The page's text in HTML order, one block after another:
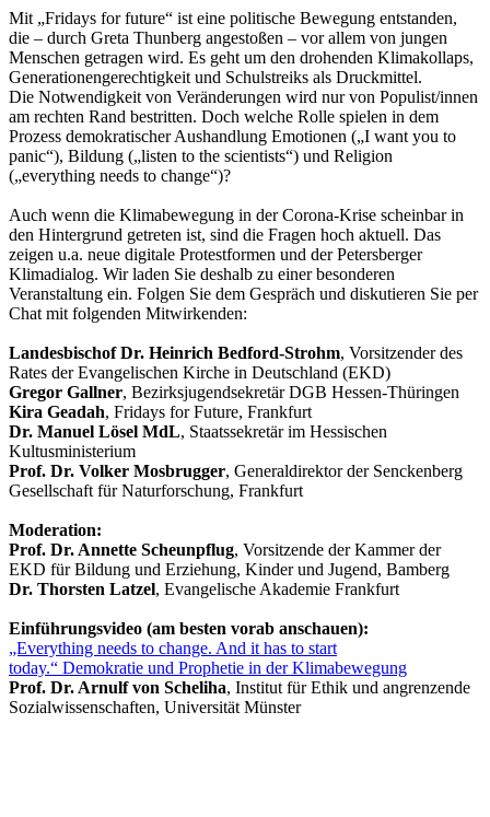
Mit „Fridays for future“ ist eine politische Bewegung entstanden,
die – durch Greta Thunberg angestoßen – vor allem von jungen
Menschen getragen wird. Es geht um den drohenden Klimakollaps,
Generationengerechtigkeit und Schulstreiks als Druckmittel.
Die Notwen­digkeit von Veränderungen wird nur von Populist/innen
am rechten Rand bestritten. Doch welche Rolle spielen in dem
Prozess demokratischer Aushandlung Emotionen („I want you to
panic“), Bildung („listen to the scientists“) und Religion
(„everything needs to change“)?
Auch wenn die Klimabewegung in der Corona-Krise scheinbar in
den Hintergrund getreten ist, sind die Fragen hoch aktuell. Das
zeigen u.a. neue digitale Protestformen und der Petersberger
Klimadialog. Wir laden Sie deshalb zu einer besonderen
Veranstaltung ein. Folgen Sie dem Gespräch und diskutieren Sie per
Chat mit folgenden Mitwirkenden:
Landesbischof Dr. Heinrich Bedford-Strohm, Vorsitzender des
Rates der Evangelischen Kirche in Deutschland (EKD)
Gregor Gallner, Bezirksjugendsekretär DGB Hessen-Thüringen
Kira Geadah, Fridays for Future, Frankfurt
Dr. Manuel Lösel MdL, Staatssekretär im Hessischen
Kultusministerium
Prof. Dr. Volker Mosbrugger, Generaldirektor der Senckenberg
Gesellschaft für Naturforschung, Frankfurt
Moderation:
Prof. Dr. Annette Scheunpflug, Vorsitzende der Kammer der
EKD für Bildung und Erziehung, Kinder und Jugend, Bamberg
Dr. Thorsten Latzel, Evangelische Akademie Frankfurt
Einführungsvideo (am besten vorab anschauen):
„Everything needs to change. And it has to start
today.“ Demokratie und Prophetie in der Klimabewegung
Prof. Dr. Arnulf von Scheliha, Institut für Ethik und angrenzende
Sozialwissenschaften, Universität Münster